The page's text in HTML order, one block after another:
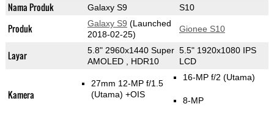
Nama Produk Galaxy S9 S10
Produk Galaxy S9 (Launched
2018-02-25)
Gionee S10
Layar
5.8" 2960x1440 Super
AMOLED , HDR10
5.5" 1920x1080 IPS
LCD
Kamera
27mm 12-MP f/1.5
(Utama) +OIS
16-MP f/2 (Utama)
8-MP